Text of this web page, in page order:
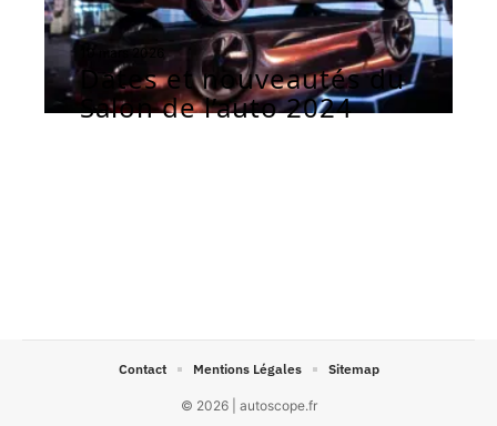
10 mars 2026
Dates et nouveautés du
Salon de l’auto 2024
© 2026 | autoscope.fr
Contact Mentions Légales Sitemap